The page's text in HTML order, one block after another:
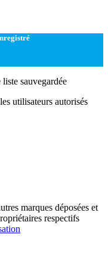
sauvegardée
utilisateurs autorisés
marques déposées et
respectifs